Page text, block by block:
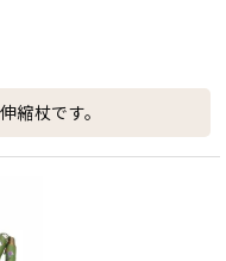
縮杖です。